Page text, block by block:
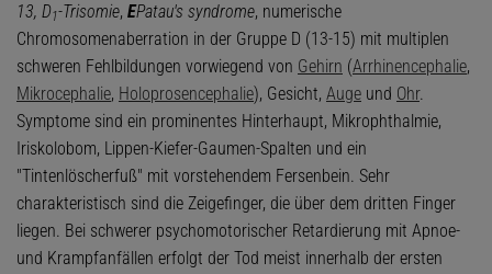
13, D1-Trisomie, EPatau's syndrome, numerische
Chromosomenaberration in der Gruppe D (13-15) mit multiplen
schweren Fehlbildungen vorwiegend von Gehirn (Arrhinencephalie,
Mikrocephalie, Holoprosencephalie), Gesicht, Auge und Ohr.
Symptome sind ein prominentes Hinterhaupt, Mikrophthalmie,
Iriskolobom, Lippen-Kiefer-Gaumen-Spalten und ein
"Tintenlöscherfuß" mit vorstehendem Fersenbein. Sehr
charakteristisch sind die Zeigefinger, die über dem dritten Finger
liegen. Bei schwerer psychomotorischer Retardierung mit Apnoe-
und Krampfanfällen erfolgt der Tod meist innerhalb der ersten